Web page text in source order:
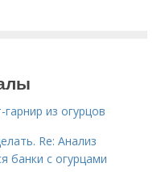
из огурцов
Re: Анализ
банки с огурцами